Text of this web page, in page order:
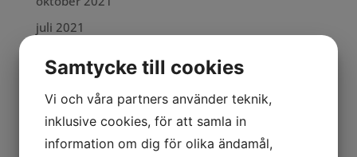
juli 2021
april 2021
juli 2019
oktober 2018
Samtycke till cookies
Vi och våra partners använder teknik,
inklusive cookies, för att samla in
information om dig för olika ändamål,